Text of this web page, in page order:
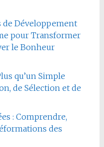
de Développement
pour Transformer
le Bonheur
qu’un Simple
de Sélection et de
: Comprendre,
des